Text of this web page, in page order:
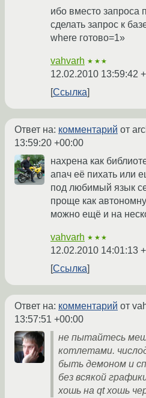
ибо вместо
сделать запрос к
where готово=1»
vahvarh ★★★
12.02.2010 13:59:42
Ссылка
Ответ на: комментарий от
13:59:20 +00:00
нахрена как
апач её пихать или
под любимый язык
проще как
можно ещё и на
vahvarh ★★★
12.02.2010 14:01:13
Ссылка
Ответ на: комментарий от
13:57:51 +00:00
не пытайтесь
котлетами.
быть демоном и
без всякой
хошь на qt хошь